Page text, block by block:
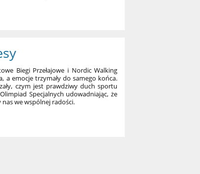
Biegi Przełajowe i Nordic Walking
a emocje trzymały do samego końca.
czym jest prawdziwy duch sportu
Specjalnych udowadniając, że
we wspólnej radości.